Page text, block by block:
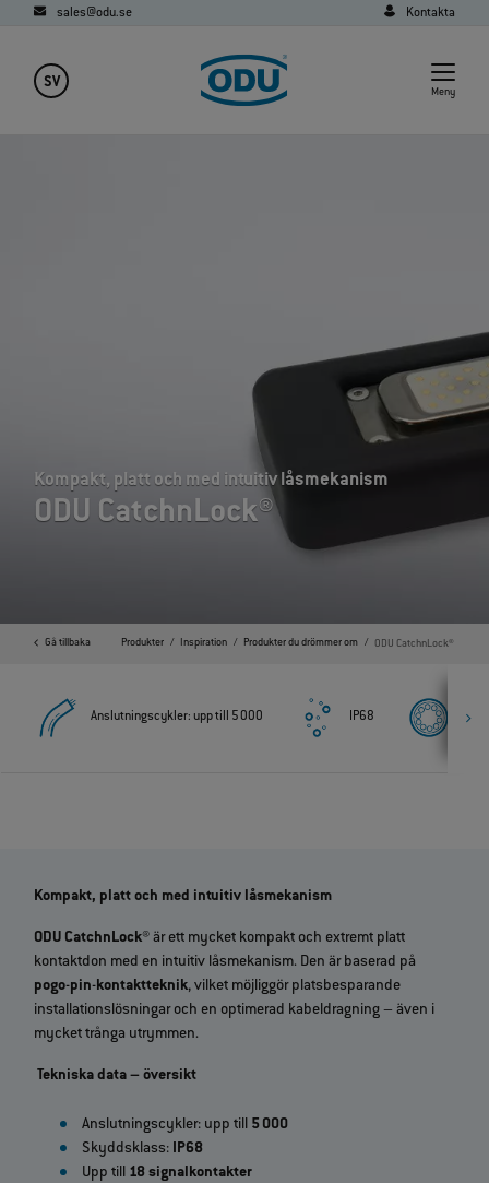
sales@odu.se Kontakta
SV
Meny
ODU CatchnLock®
Kompakt, platt och med intuitiv låsmekanism
Gå tillbakaHome Produkter Inspiration Produkter du drömmer om ODU CatchnLock®
Anslutningscykler: upp till 5 000 IP68
Kompakt, platt och med intuitiv låsmekanism
ODU CatchnLock®är ett mycket kompakt och extremt platt
kontaktdon med en intuitiv låsmekanism. Den är baserad på
pogo‑pin‑kontaktteknik, vilket möjliggör platsbesparande
installationslösningar och en optimerad kabeldragning – även i
mycket trånga utrymmen.
Tekniska data – översikt
Anslutningscykler: upp till 5 000
Skyddsklass: IP68
Upp till 18 signalkontakter